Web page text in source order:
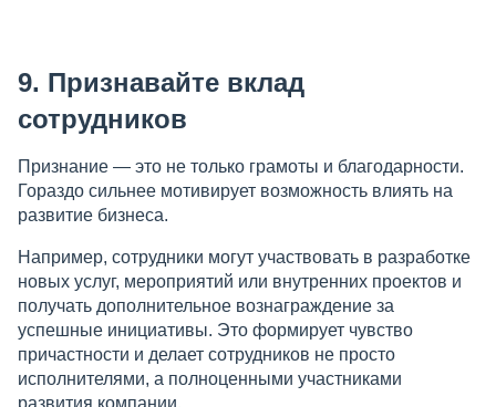
9. Признавайте вклад
сотрудников
Признание — это не только грамоты и благодарности.
Гораздо сильнее мотивирует возможность влиять на
развитие бизнеса.
Например, сотрудники могут участвовать в разработке
новых услуг, мероприятий или внутренних проектов и
получать дополнительное вознаграждение за
успешные инициативы. Это формирует чувство
причастности и делает сотрудников не просто
исполнителями, а полноценными участниками
развития компании.